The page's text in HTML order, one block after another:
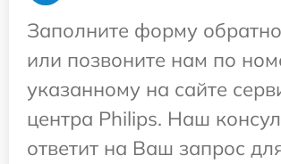
Заполните форму
или позвоните нам по
указанному на сайте
центра Philips. Наш
ответит на Ваш запрос